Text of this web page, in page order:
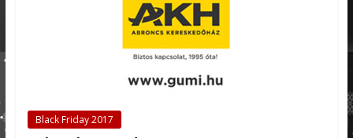
Black Friday 2017